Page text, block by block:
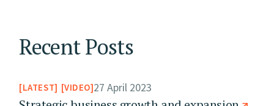
Recent Posts
LATEST VIDEO 27 April 2023